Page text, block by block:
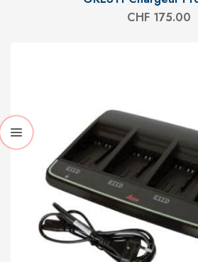
CHF 175.00